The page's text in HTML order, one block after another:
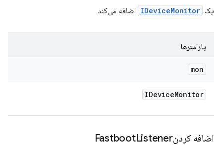
یک IDeviceMonitor اضافه می‌کند
پارامترها
mon
IDeviceMonitor
اضافه کردنFastbootListener